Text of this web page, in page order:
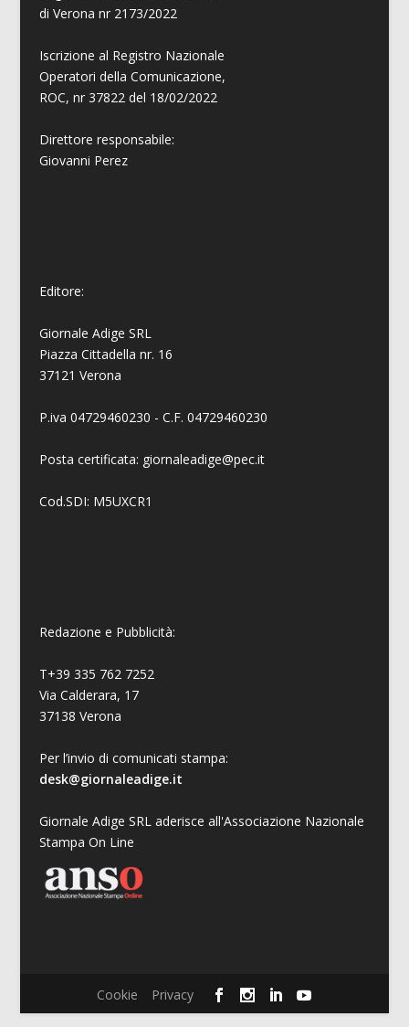
di Verona nr 2173/2022
Iscrizione al Registro Nazionale
Operatori della Comunicazione,
ROC, nr 37822 del 18/02/2022
Direttore responsabile:
Giovanni Perez
Editore:
Giornale Adige SRL
Piazza Cittadella nr. 16
37121 Verona
P.iva 04729460230 - C.F. 04729460230
Posta certificata: giornaleadige@pec.it
Cod.SDI: M5UXCR1
Redazione e Pubblicità:
T+39 335 762 7252
Via Calderara, 17
37138 Verona
Per l’invio di comunicati stampa:
desk@giornaleadige.it
Giornale Adige SRL aderisce all'Associazione Nazionale
Stampa On Line
Cookie Privacy